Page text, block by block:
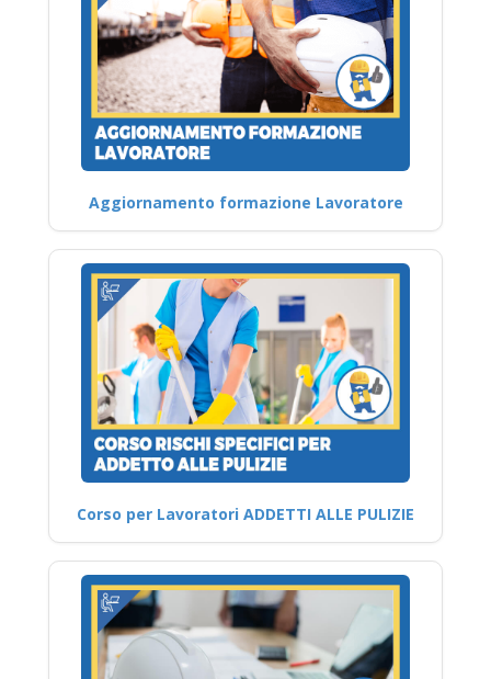
Aggiornamento formazione Lavoratore
Corso per Lavoratori ADDETTI ALLE PULIZIE